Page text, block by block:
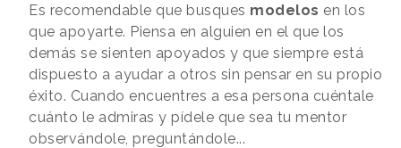
Es recomendable que busques modelos en los
que apoyarte. Piensa en alguien en el que los
demás se sienten apoyados y que siempre está
dispuesto a ayudar a otros sin pensar en su propio
éxito. Cuando encuentres a esa persona cuéntale
cuánto le admiras y pídele que sea tu mentor
observándole, preguntándole...